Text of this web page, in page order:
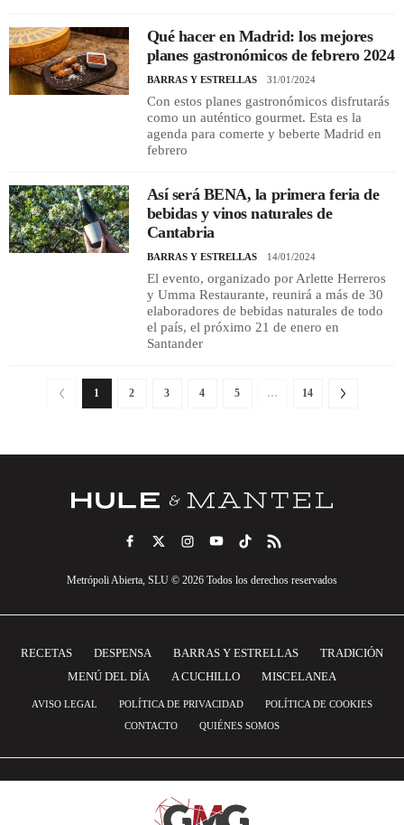
Qué hacer en Madrid: los mejores
planes gastronómicos de febrero 2024
BARRAS Y ESTRELLAS 31/01/2024
Con estos planes gastronómicos disfrutarás
como un auténtico gourmet. Esta es la
agenda para comerte y beberte Madrid en
febrero
Así será BENA, la primera feria de
bebidas y vinos naturales de
Cantabria
BARRAS Y ESTRELLAS 14/01/2024
El evento, organizado por Arlette Herreros
y Umma Restaurante, reunirá a más de 30
elaboradores de bebidas naturales de todo
el país, el próximo 21 de enero en
Santander
1 2 3 4 5 … 14
Metrópoli Abierta, SLU © 2026 Todos los derechos reservados
RECETAS DESPENSA BARRAS Y ESTRELLAS
TRADICIÓN
MENÚ DEL DÍA
A CUCHILLO MISCELANEA
AVISO LEGAL POLÍTICA DE PRIVACIDAD
POLÍTICA DE COOKIES
CONTACTO
QUIÉNES SOMOS